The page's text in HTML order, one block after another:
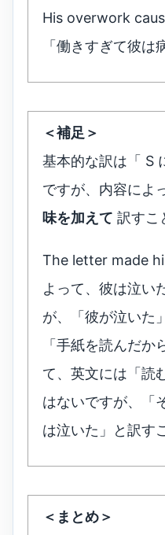
His overwork
「働きすぎて彼は
＜補足＞
基本的な訳は「 S
ですが、内容によ
味を加えて 訳すこ
The letter made
よって、彼は泣い
が、「彼が泣いた
「手紙を読んだか
て、英文には「読
はないですが、「
は泣いた」と訳す
＜まとめ＞